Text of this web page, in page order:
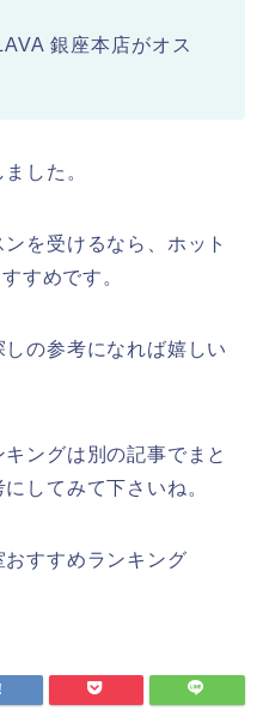
銀座本店がオス
した。
を受けるなら、ホット
すめです。
の参考になれば嬉しい
ングは別の記事でまと
してみて下さいね。
おすすめランキング